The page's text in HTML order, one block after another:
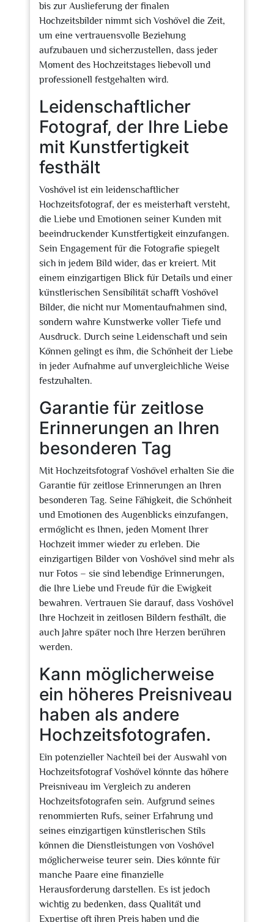
bis zur Auslieferung der finalen
Hochzeitsbilder nimmt sich Voshövel die Zeit,
um eine vertrauensvolle Beziehung
aufzubauen und sicherzustellen, dass jeder
Moment des Hochzeitstages liebevoll und
professionell festgehalten wird.
Leidenschaftlicher
Fotograf, der Ihre Liebe
mit Kunstfertigkeit
festhält
Voshövel ist ein leidenschaftlicher
Hochzeitsfotograf, der es meisterhaft versteht,
die Liebe und Emotionen seiner Kunden mit
beeindruckender Kunstfertigkeit einzufangen.
Sein Engagement für die Fotografie spiegelt
sich in jedem Bild wider, das er kreiert. Mit
einem einzigartigen Blick für Details und einer
künstlerischen Sensibilität schafft Voshövel
Bilder, die nicht nur Momentaufnahmen sind,
sondern wahre Kunstwerke voller Tiefe und
Ausdruck. Durch seine Leidenschaft und sein
Können gelingt es ihm, die Schönheit der Liebe
in jeder Aufnahme auf unvergleichliche Weise
festzuhalten.
Garantie für zeitlose
Erinnerungen an Ihren
besonderen Tag
Mit Hochzeitsfotograf Voshövel erhalten Sie die
Garantie für zeitlose Erinnerungen an Ihren
besonderen Tag. Seine Fähigkeit, die Schönheit
und Emotionen des Augenblicks einzufangen,
ermöglicht es Ihnen, jeden Moment Ihrer
Hochzeit immer wieder zu erleben. Die
einzigartigen Bilder von Voshövel sind mehr als
nur Fotos – sie sind lebendige Erinnerungen,
die Ihre Liebe und Freude für die Ewigkeit
bewahren. Vertrauen Sie darauf, dass Voshövel
Ihre Hochzeit in zeitlosen Bildern festhält, die
auch Jahre später noch Ihre Herzen berühren
werden.
Kann möglicherweise
ein höheres Preisniveau
haben als andere
Hochzeitsfotografen.
Ein potenzieller Nachteil bei der Auswahl von
Hochzeitsfotograf Voshövel könnte das höhere
Preisniveau im Vergleich zu anderen
Hochzeitsfotografen sein. Aufgrund seines
renommierten Rufs, seiner Erfahrung und
seines einzigartigen künstlerischen Stils
können die Dienstleistungen von Voshövel
möglicherweise teurer sein. Dies könnte für
manche Paare eine finanzielle
Herausforderung darstellen. Es ist jedoch
wichtig zu bedenken, dass Qualität und
Expertise oft ihren Preis haben und die